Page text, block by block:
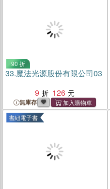
90 折
33.魔法光源股份有限公司03
9
126
無庫存
書紐電子書